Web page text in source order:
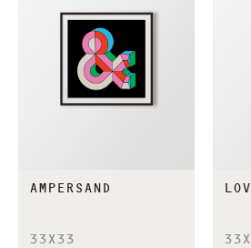
AMPERSAND
33X33